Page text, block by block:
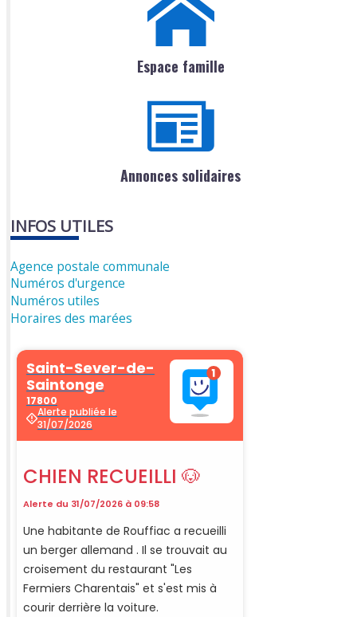
Espace famille
Annonces solidaires
INFOS UTILES
Agence postale communale
Numéros d'urgence
Numéros utiles
Horaires des marées